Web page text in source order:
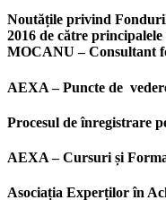
Noutățile privind
2016 de către
MOCANU – Consultant
AEXA – Puncte de
Procesul de înregistrare
AEXA – Cursuri și
Asociația Experților în